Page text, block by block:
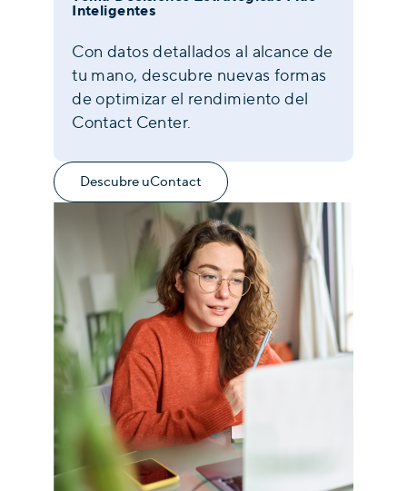
Inteligentes
Con datos detallados al alcance de
tu mano, descubre nuevas formas
de optimizar el rendimiento del
Contact Center.
Descubre uContact